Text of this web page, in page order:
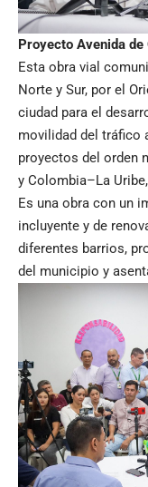
Proyecto Avenida de
Esta obra vial
Norte y Sur, por el
ciudad para el
movilidad del tráfico
proyectos del orden
y Colombia–La
Es una obra con un
incluyente y de
diferentes barrios,
del municipio y